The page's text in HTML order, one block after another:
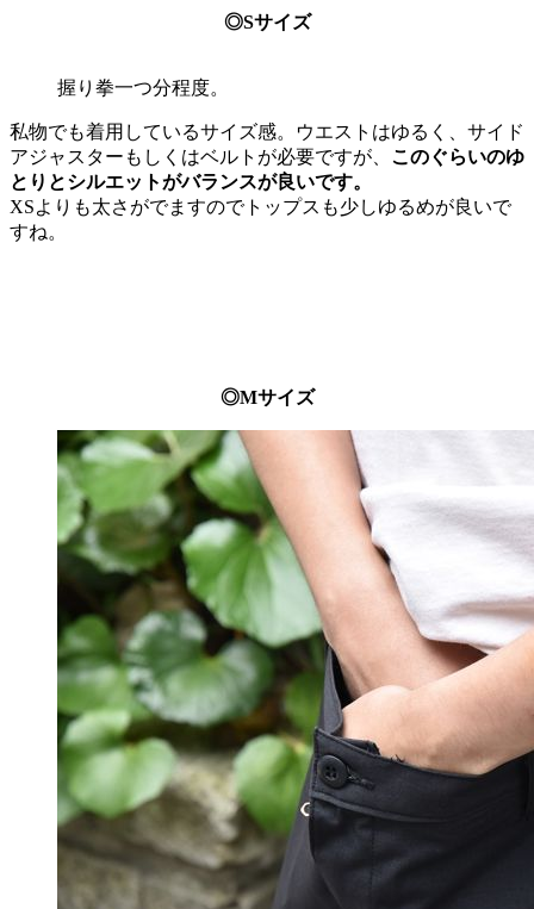
◎Sサイズ
握り拳一つ分程度。
私物でも着用しているサイズ感。ウエストはゆるく、サイド
アジャスターもしくはベルトが必要ですが、 このぐらいのゆ
とりとシルエットがバランスが良いです。
XSよりも太さがでますのでトップスも少しゆるめが良いで
すね。
◎Mサイズ